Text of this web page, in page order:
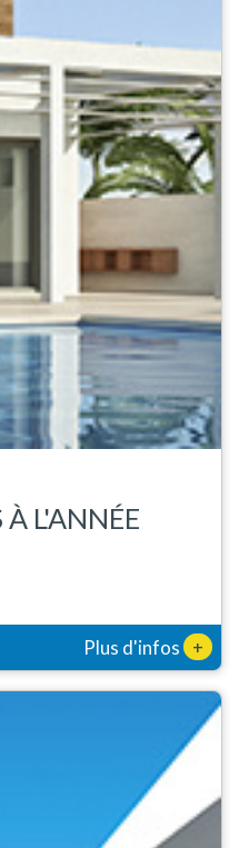
L'ANNÉE
Plus d'infos +